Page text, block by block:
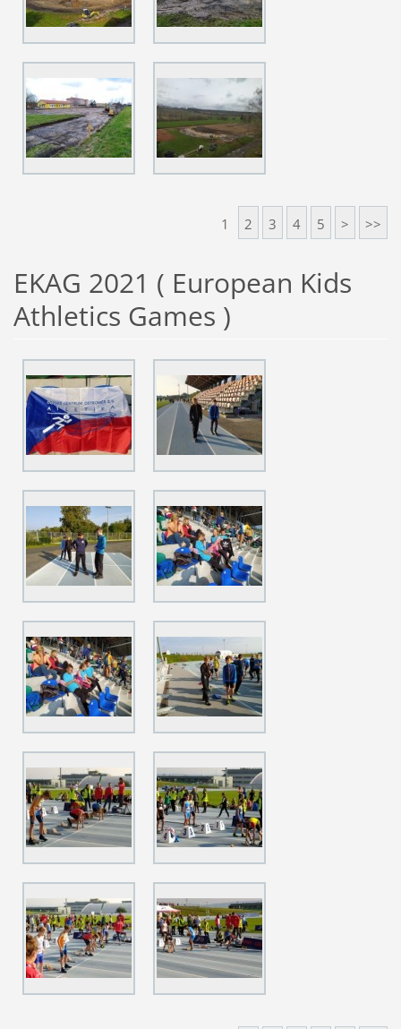
1 2 3 4 5 > >>
EKAG 2021 ( European Kids
Athletics Games )